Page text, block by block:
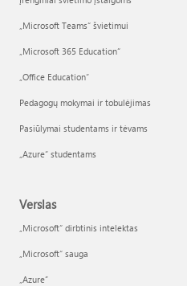
„Microsoft Teams“ švietimui
„Microsoft 365 Education“
„Office Education“
Pedagogų mokymai ir tobulėjimas
Pasiūlymai studentams ir tėvams
„Azure“ studentams
Verslas
„Microsoft“ dirbtinis intelektas
„Microsoft“ sauga
„Azure”